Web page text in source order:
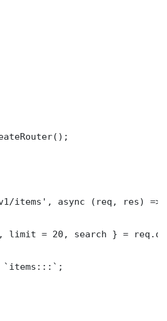
items', async (req, res) =>
limit = 20, search } =
`items:::`;